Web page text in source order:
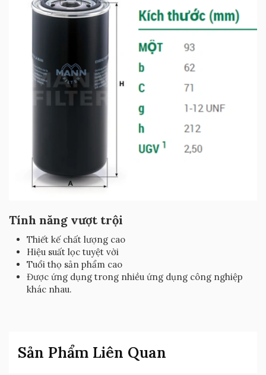
Tính năng vượt trội
Thiết kế chất lượng cao
Hiệu suất lọc tuyệt vời
Tuổi thọ sản phẩm cao
Được ứng dụng trong nhiều ứng dụng công nghiệp
khác nhau.
Sản Phẩm Liên Quan